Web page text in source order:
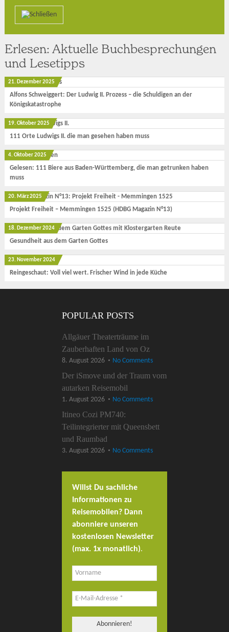
Erlesen: Aktuelle Buchbesprechungen
und Lesetipps
21. Dezember 2025
Alfons Schweiggert: Der Ludwig II. Prozess – die Schuldigen an der
Königskatastrophe
19. Oktober 2025
111 Orte Ludwigs II. die man gesehen haben muss
4. Oktober 2025
Gelesen: 111 Biere aus Baden-Württemberg, die man getrunken haben
muss
20. März 2025
Projekt Freiheit – Memmingen 1525 (HDBG Magazin N°13)
18. Dezember 2024
Gesundheit aus dem Garten Gottes
23. November 2024
Reingeschaut: Voll viel wert. Frischer Wind in jede Küche
POPULAR POSTS
Allgäuer Theaterträume im
Zauberhaften Land von Oz
8. August 2026 No Comments
Der iSmove und der Traum vom
autarken Reisemobil
1. August 2026 No Comments
Itineo Cozi PM740:
Teilintegrierter mit Queensbett
und Raumbad
3. August 2026 No Comments
Willst Du sachliche
Informationen zu
Reisemobilen? Dann
abonniere unseren
kostenlosen Newsletter
(max. 1x monatlich).